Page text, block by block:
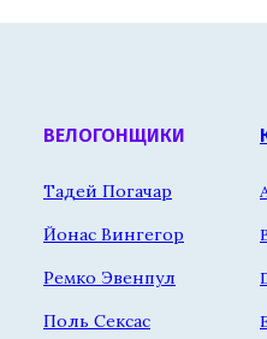
ВЕЛОГОНЩИКИ
Тадей Погачар
Йонас Вингегор
Ремко Эвенпул
Поль Сексас